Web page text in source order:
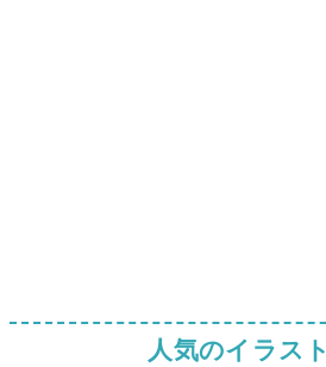
人気のイラスト